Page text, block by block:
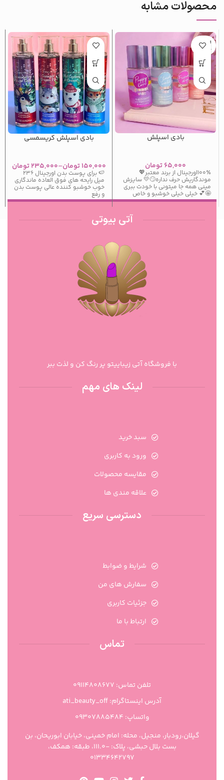
محصولات مشابه
اتمام م
وجودی
بادی اسپلش
۶۵,۰۰۰تومان
۱۰۰٪اورجینال از برند معتبر💖
موندگاریش حرف نداره🙄💛 سایزش
مینی همه جا میتونی با خودت ببری
🤩💕 خیلی خیلی خوشبو و خاص
بادی اسپلش کریسمسی
۱۵۰,۰۰۰ تومان–۲۳۵,۰۰۰ تومان
🍉 برای پوست بدن اورجینال ۲۳۶
میل رایحه های فوق العاده ماندگاری
خوب خوشبو کننده عالی پوست بدن
و رفع
آتی بیوتی
با فروشگاه آتی زیباییتو پر رنگ کن و لذت ببر
لینک های مهم
سبد خرید
ورود به کاربری
مقایسه محصولات
علاقه مندی ها
دسترسی سریع
شرایط و ضوابط
سفارش های من
جزئیات کاربری
ارتباط با ما
تماس
تلفن تماس: 09114808677
آدرس اینستاگرام: ati_beauty_off
واتساپ: ۰۹۳۰۷۸۸۵۴۸۴
گیلان،رودبار، منجیل، محله: امام خمینی، خیابان ابوریحان، بن
بست بلال حبشی، پلاک: -111.0، طبقه: همکف،
01334642797